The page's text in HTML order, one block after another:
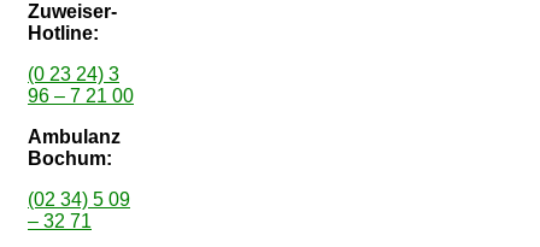
Zuweiser-
Hotline:
(0 23 24) 3
96 – 7 21 00
Ambulanz
Bochum:
(02 34) 5 09
– 32 71